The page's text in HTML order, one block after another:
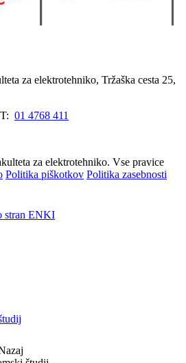
za elektrotehniko, Tržaška cesta 25,
T: 01 4768 411
za elektrotehniko. Vse pravice
Politika piškotkov Politika zasebnosti
stran ENKI